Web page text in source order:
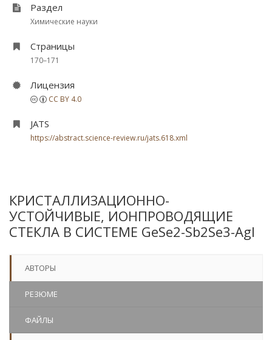
Раздел
Химические науки
Страницы
170–171
Лицензия
CC BY 4.0
JATS
https://abstract.science-review.ru/jats.618.xml
КРИСТАЛЛИЗАЦИОННО-
УСТОЙЧИВЫЕ, ИОНПРОВОДЯЩИЕ
СТЕКЛА В СИСТЕМЕ GeSe2-Sb2Se3-AgI
АВТОРЫ
РЕЗЮМЕ
ФАЙЛЫ